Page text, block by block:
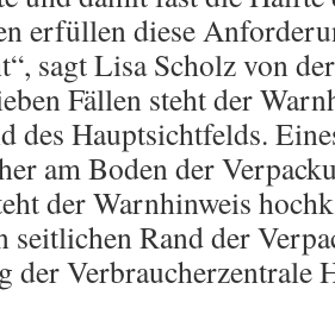
erfüllen diese
sagt Lisa Scholz von
Fällen steht der
des Hauptsichtfelds.
am Boden der
der Warnhinweis
seitlichen Rand der
der Verbraucherzentrale